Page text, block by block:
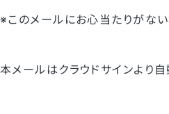
※このメールにお心当たりがない
本メールはクラウドサインより